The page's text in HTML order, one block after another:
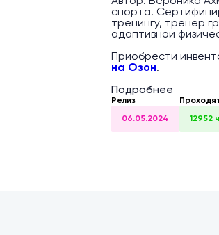
спорта.
тренингу, тренер
адаптивной
Приобрести
на Озон.
Подробнее
Релиз
06.05.2024 12952